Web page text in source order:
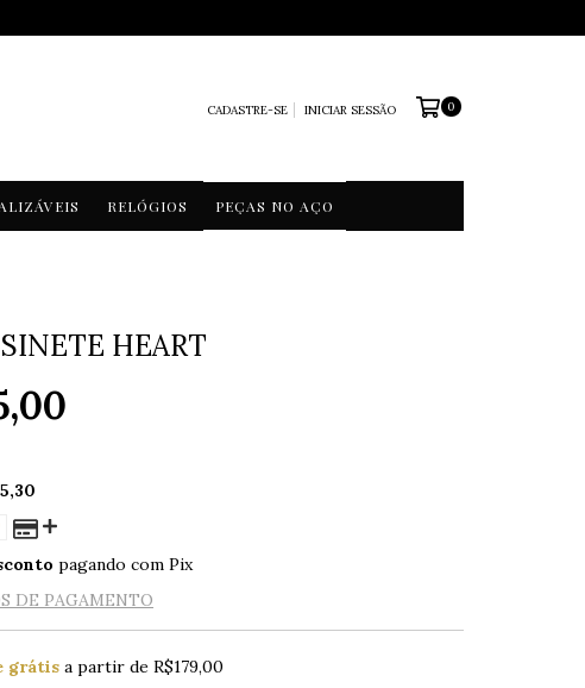
CADASTRE-SE INICIAR SESSÃO 0
RELÓGIOS PEÇAS NO AÇO
HEART
pagando com Pix
DE PAGAMENTO
grátis a partir deR$179,00